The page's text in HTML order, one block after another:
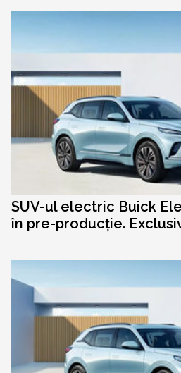
SUV-ul electric Buick
în pre-producție.